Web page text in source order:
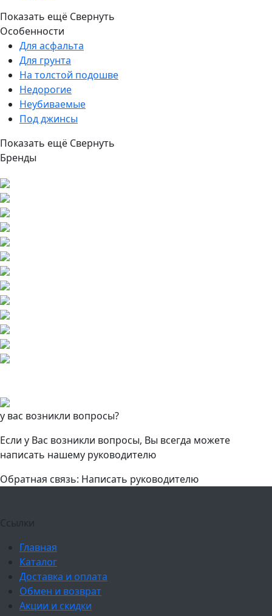
Показать ещё Свернуть
Особенности
Для асфальта
Для грунта
На толстой подошве
Недорогие
Неубиваемые
Под джинсы
Показать ещё Свернуть
Бренды
у вас возникли вопросы?
Если у Вас возникли вопросы, Вы всегда можете
написать нашему руководителю
Обратная связь: Написать руководителю
Ссылки
Главная
Каталог
Доставка и оплата
Обмен и возврат
Акции и скидки